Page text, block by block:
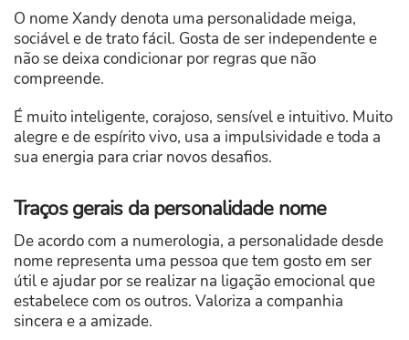
O nome Xandy denota uma personalidade meiga,
sociável e de trato fácil. Gosta de ser independente e
não se deixa condicionar por regras que não
compreende.
É muito inteligente, corajoso, sensível e intuitivo. Muito
alegre e de espírito vivo, usa a impulsividade e toda a
sua energia para criar novos desafios.
Traços gerais da personalidade nome
De acordo com a numerologia, a personalidade desde
nome representa uma pessoa que tem gosto em ser
útil e ajudar por se realizar na ligação emocional que
estabelece com os outros. Valoriza a companhia
sincera e a amizade.